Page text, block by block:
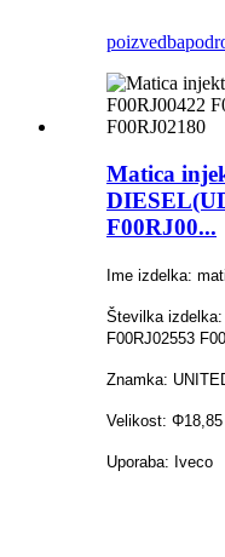
poizvedba
Matica
F00RJ00...
Ime izdelka:
Številka izdelka:
F00RJ02553
Znamka:
Velikost:
Uporaba: Iveco